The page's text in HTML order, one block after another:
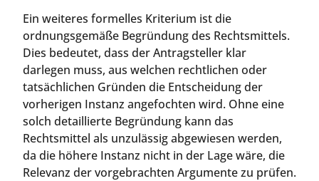
Ein weiteres formelles Kriterium ist die
ordnungsgemäße Begründung des Rechtsmittels.
Dies bedeutet, dass der Antragsteller klar
darlegen muss, aus welchen rechtlichen oder
tatsächlichen Gründen die Entscheidung der
vorherigen Instanz angefochten wird. Ohne eine
solch detaillierte Begründung kann das
Rechtsmittel als unzulässig abgewiesen werden,
da die höhere Instanz nicht in der Lage wäre, die
Relevanz der vorgebrachten Argumente zu prüfen.